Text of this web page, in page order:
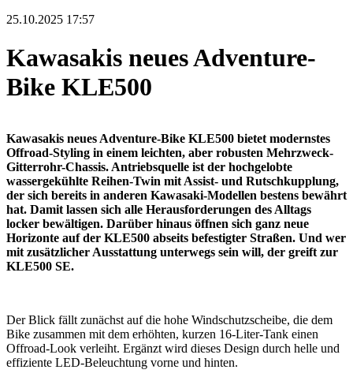
25.10.2025 17:57
Kawasakis neues Adventure-
Bike KLE500
Kawasakis neues Adventure-Bike KLE500 bietet modernstes
Offroad-Styling in einem leichten, aber robusten Mehrzweck-
Gitterrohr-Chassis. Antriebsquelle ist der hochgelobte
wassergekühlte Reihen-Twin mit Assist- und Rutschkupplung,
der sich bereits in anderen Kawasaki-Modellen bestens bewährt
hat. Damit lassen sich alle Herausforderungen des Alltags
locker bewältigen. Darüber hinaus öffnen sich ganz neue
Horizonte auf der KLE500 abseits befestigter Straßen. Und wer
mit zusätzlicher Ausstattung unterwegs sein will, der greift zur
KLE500 SE.
Der Blick fällt zunächst auf die hohe Windschutzscheibe, die dem
Bike zusammen mit dem erhöhten, kurzen 16-Liter-Tank einen
Offroad-Look verleiht. Ergänzt wird dieses Design durch helle und
effiziente LED-Beleuchtung vorne und hinten.